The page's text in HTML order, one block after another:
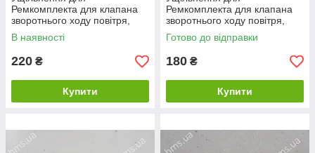
Ремкомплекта для клапана
зворотнього ходу повітря,
пласт
В наявності
220 ₴
Купити
Ремкомплекта для клапана
зворотнього ходу повітря,
гумове
Готово до відправки
180 ₴
Купити